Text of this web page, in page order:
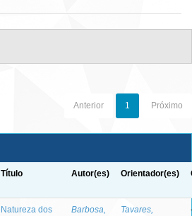
Anterior 1 Próximo
Título Autor(es) Orientador(es)
Natureza dos
Barbosa,
Tavares,